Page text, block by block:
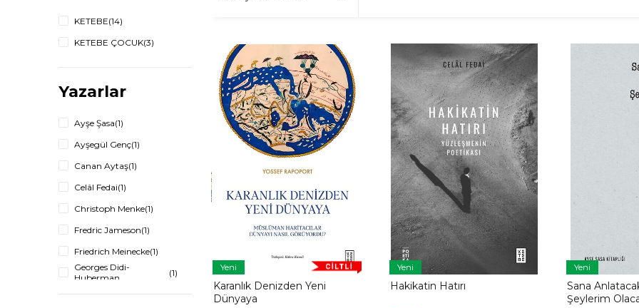
KETEBE(14)
KETEBE ÇOCUK(3)
Yazarlar
Ayşe Şasa(1)
Ayşegül Genç(1)
Canan Aytaş(1)
Celâl Fedai(1)
Christoph Menke(1)
Fredric Jameson(1)
Friedrich Meinecke(1)
Georges Didi-
Huberman
(1)
Katalin Szegedi(1)
Yeni
Karanlık Denizden Yeni
Dünyaya
Yeni
Hakikatin Hatırı
Yeni
Sana
Şeylerim